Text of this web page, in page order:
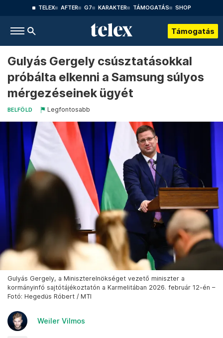
TELEX AFTER G7 KARAKTER TÁMOGATÁS SHOP
Támogatás
Gulyás Gergely csúsztatásokkal
próbálta elkenni a Samsung súlyos
mérgezéseinek ügyét
BELFÖLD Legfontosabb
Gulyás Gergely, a Miniszterelnökséget vezető miniszter a
kormányinfó sajtótájékoztatón a Karmelitában 2026. február 12-én –
Fotó: Hegedüs Róbert / MTI
Weiler Vilmos